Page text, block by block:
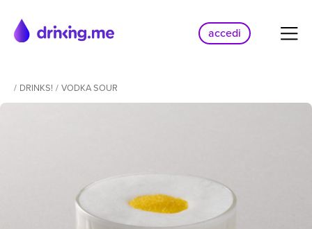
accedi
/ DRINKS! / VODKA SOUR